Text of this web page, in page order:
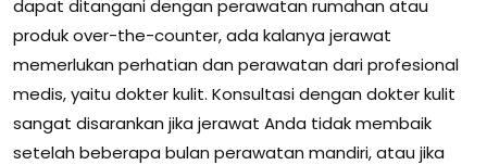
dapat ditangani dengan perawatan rumahan atau
produk over-the-counter, ada kalanya jerawat
memerlukan perhatian dan perawatan dari profesional
medis, yaitu dokter kulit. Konsultasi dengan dokter kulit
sangat disarankan jika jerawat Anda tidak membaik
setelah beberapa bulan perawatan mandiri, atau jika